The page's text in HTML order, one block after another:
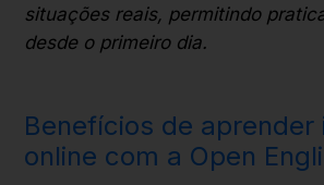
situações reais, permitindo
desde o primeiro dia.
Benefícios de aprender
online com a Open